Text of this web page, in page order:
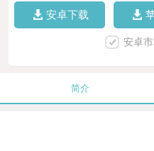
安卓下载
安卓
简介